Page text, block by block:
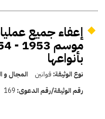
إعفاء جميع
بأنواعها
نوع الوثيقة: قوانين المجال و
رقم الوثيقة/رقم الدعوى: 169